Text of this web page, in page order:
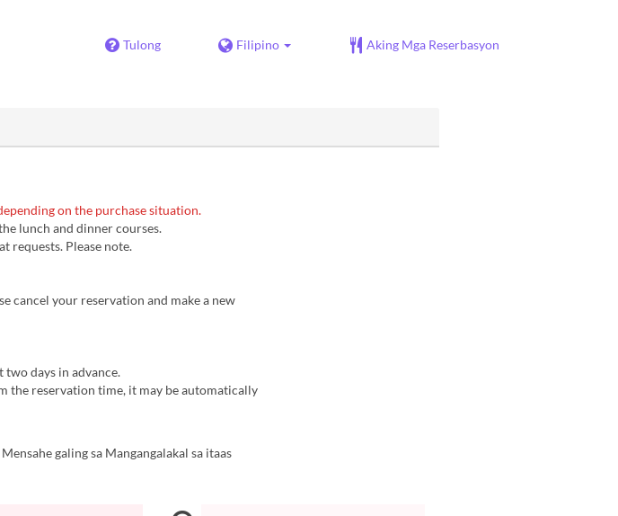
Tulong Filipino Aking Mga Reserbasyon
on the purchase situation.
lunch and dinner courses.
requests. Please note.
cancel your reservation and make a new
two days in advance.
the reservation time, it may be automatically
galing sa Mangangalakal sa itaas